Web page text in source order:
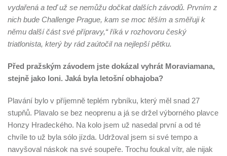
vydařená a teď už se nemůžu dočkat dalších závodů. Prvním z
nich bude Challenge Prague, kam se moc těším a směřuji k
němu další část své přípravy,“ říká v rozhovoru český
triatlonista, který by rád zaútočil na nejlepší pětku.
Před pražským závodem jste dokázal vyhrát Moraviamana,
stejně jako loni. Jaká byla letošní obhajoba?
Plavání bylo v příjemně teplém rybníku, který měl snad 27
stupňů. Plavalo se bez neoprenu a já se držel výborného plavce
Honzy Hradeckého. Na kolo jsem už nasedal první a od té
chvíle to už byla sólo jízda. Udržoval jsem si své tempo a
navyšoval náskok na své soupeře. Trochu foukal vítr, ale nijak